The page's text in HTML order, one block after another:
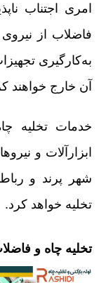
امری اجتناب
فاضلاب از
به‌کارگیری
آن خارج خواهند
خدمات تخلیه
ابزارآلات و
شهر پرند و
تخلیه خواهد کرد.
تخلیه چاه و